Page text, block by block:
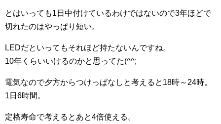
とはいっても1日中付けているわけではないので3年ほどで
切れたのはやっぱり短い。
LEDだといってもそれほど持たないんですね。
10年くらいいけるのかと思ってた(^^;
電気なので夕方からつけっぱなしと考えると18時～24時。
1日6時間。
定格寿命で考えるとあと4倍使える。